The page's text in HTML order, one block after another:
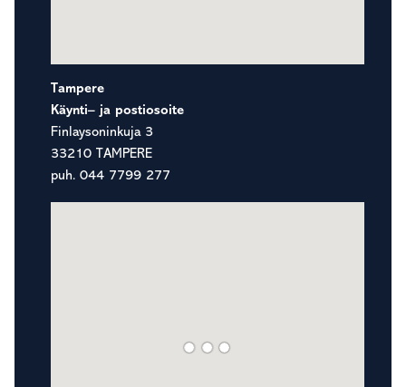
Tampere
Käynti– ja postiosoite
Finlaysoninkuja 3
33210 TAMPERE
puh. 044 7799 277